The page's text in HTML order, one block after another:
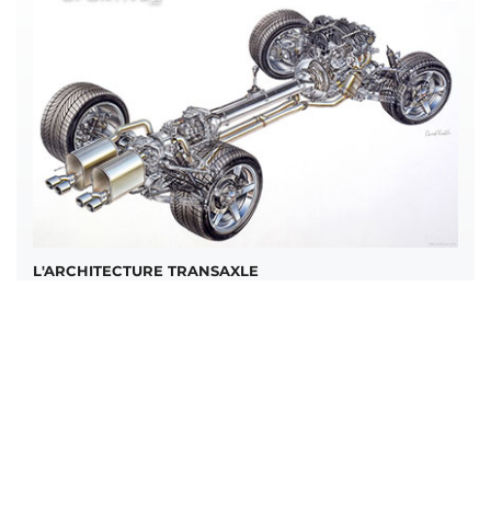
L'ARCHITECTURE TRANSAXLE